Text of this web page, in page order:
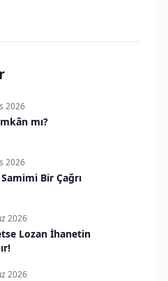
2026
mı?
2026
Bir Çağrı
2026
Lozan İhanetin
2026